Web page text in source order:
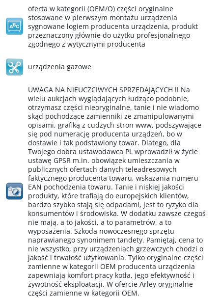
oferta w kategorii (OEM/O) części oryginalne
stosowane w pierwszym montażu urządzenia
sygnowane logiem producenta urządzenia, produkt
przeznaczony głównie do użytku profesjonalnego
zgodnego z wytycznymi producenta
urządzenia gazowe
UWAGA NA NIEUCZCIWYCH SPRZEDAJĄCYCH !! Na
wielu aukcjach wyglądających łudząco podobnie,
otrzymasz części nieoryginalne, tanie i nie wiadomo
skąd pochodzące zamienniki ze zmanipulowanymi
opisami, grafiką z cudzych stron www, podszywające
się pod numerację producenta urządzeń, bo w
dostawie i tak podstawiony towar. Dlatego, dla
Twojego dobra ustawodawca PL wprowadził w życie
ustawę GPSR m.in. obowiązek umieszczania w
publicznych ofertach danych teleadresowych
faktycznego producenta towaru, wskazania numeru
EAN pochodzenia towaru. Tanie i niskiej jakości
produkty, które trafiają do europejskich klientów,
bardzo szybko stają się odpadami, jest to ryzyko dla
konsumentów i środowiska. W dodatku zawsze czegoś
nie mają, a to jakości, a to parametrów, a to
wyposażenia. Szkoda nowoczesnego sprzętu
naprawianego synonimem tandety. Pamiętaj, cena to
nie wszystko, przy urządzeniach grzewczych chodzi o
jakość i trwałość użytkowania. Tylko oryginalne części
zamienne w kategorii OEM producenta urządzenia
zapewniają komfort pracy kotła, jego efektywność i
żywotność eksploatacji. W ofercie Arley oryginalne
części zamienne w kategorii OEM.